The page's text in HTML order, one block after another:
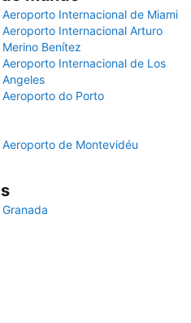
Aeroporto Internacional de Miami
Aeroporto Internacional Arturo
Merino Benítez
Aeroporto Internacional de Los
Angeles
Aeroporto do Porto
Aeroporto de Montevidéu
Granada